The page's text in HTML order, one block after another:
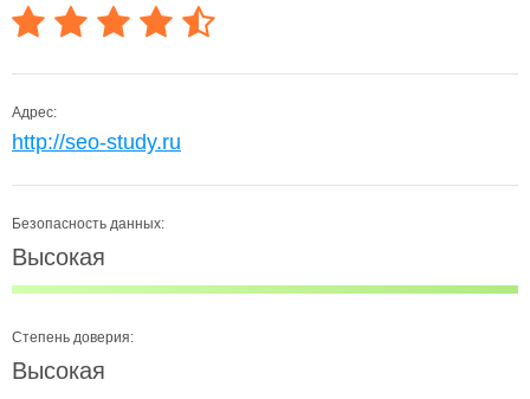
Адрес:
http://seo-study.ru
Безопасность данных:
Высокая
Степень доверия:
Высокая